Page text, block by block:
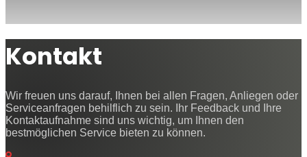
Kontakt
Wir freuen uns darauf, Ihnen bei allen Fragen, Anliegen oder
Serviceanfragen behilflich zu sein. Ihr Feedback und Ihre
Kontaktaufnahme sind uns wichtig, um Ihnen den
bestmöglichen Service bieten zu können.